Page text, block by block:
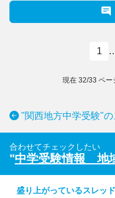
1
現在 32/33 ペー
"関西地方中学受験"
合わせてチェックしたい
"中学受験情報 地
盛り上がっているスレッド